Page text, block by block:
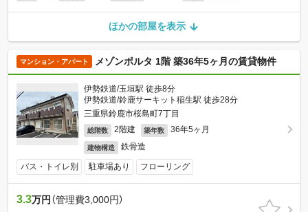
ほかの部屋を表示
マンション・アパート メゾンポルタ 1階 築36年5ヶ月の賃貸物件
伊勢鉄道/玉垣駅 徒歩8分
伊勢鉄道/鈴鹿サーキット稲生駅 徒歩28分
三重県鈴鹿市桜島町7丁目
総階数 2階建 築年数 36年5ヶ月
建物構造 鉄骨造
バス・トイレ別 駐車場あり フローリング
3.3万円 （管理費3,000円）